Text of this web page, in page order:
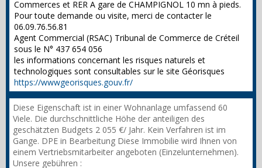
Commerces et RER A gare de CHAMPIGNOL 10 mn à pieds.
Pour toute demande ou visite, merci de contacter le
06.09.76.56.81
Agent Commercial (RSAC) Tribunal de Commerce de Créteil
sous le N° 437 654 056
les informations concernant les risques naturels et
technologiques sont consultables sur le site Géorisques
https://wwwgeorisques.gouv.fr/
Diese Eigenschaft ist in einer Wohnanlage umfassend 60
Viele. Die durchschnittliche Höhe der anteiligen des
geschätzten Budgets 2 055 €/ Jahr. Kein Verfahren ist im
Gange. DPE in Bearbeitung Diese Immobilie wird Ihnen von
einem Vertriebsmitarbeiter angeboten (Einzelunternehmen).
Unsere gebühren :